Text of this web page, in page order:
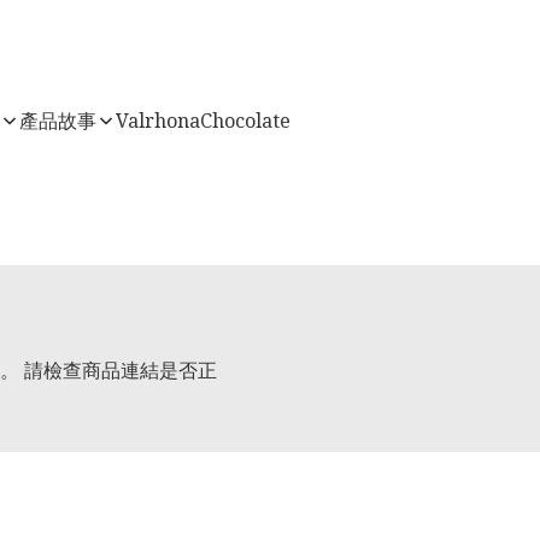
產品故事 ValrhonaChocolate
請檢查商品連結是否正